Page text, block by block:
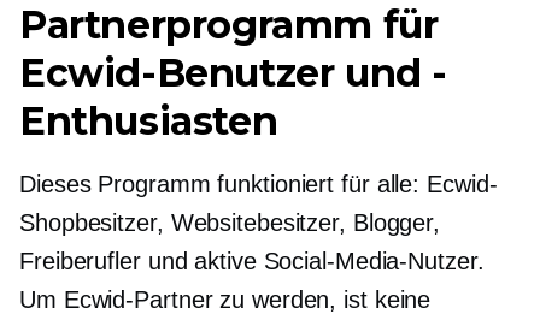
Partnerprogramm für
Ecwid-Benutzer und -
Enthusiasten
Dieses Programm funktioniert für alle: Ecwid-
Shopbesitzer, Websitebesitzer, Blogger,
Freiberufler und aktive Social-Media-Nutzer.
Um Ecwid-Partner zu werden, ist keine